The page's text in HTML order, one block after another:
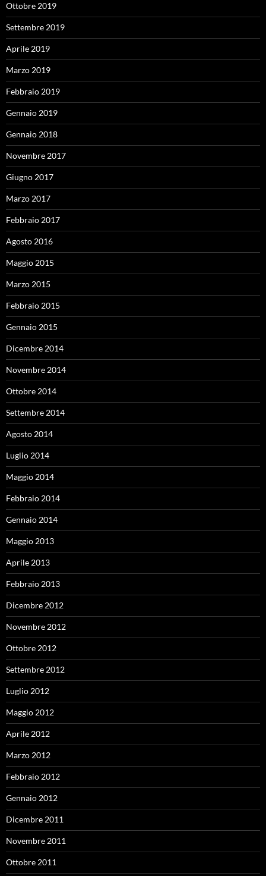
Ottobre 2019
Settembre 2019
Aprile 2019
Marzo 2019
Febbraio 2019
Gennaio 2019
Gennaio 2018
Novembre 2017
Giugno 2017
Marzo 2017
Febbraio 2017
Agosto 2016
Maggio 2015
Marzo 2015
Febbraio 2015
Gennaio 2015
Dicembre 2014
Novembre 2014
Ottobre 2014
Settembre 2014
Agosto 2014
Luglio 2014
Maggio 2014
Febbraio 2014
Gennaio 2014
Maggio 2013
Aprile 2013
Febbraio 2013
Dicembre 2012
Novembre 2012
Ottobre 2012
Settembre 2012
Luglio 2012
Maggio 2012
Aprile 2012
Marzo 2012
Febbraio 2012
Gennaio 2012
Dicembre 2011
Novembre 2011
Ottobre 2011